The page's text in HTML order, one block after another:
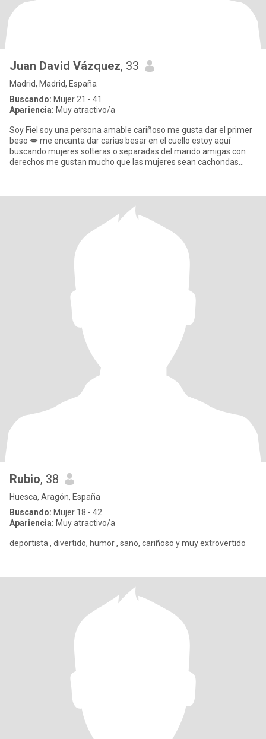
Juan David Vázquez, 33
Madrid, Madrid, España
Buscando: Mujer 21 - 41
Apariencia: Muy atractivo/a
Soy Fiel soy una persona amable cariñoso me gusta dar el primer
beso 💋 me encanta dar carias besar en el cuello estoy aquí
buscando mujeres solteras o separadas del marido amigas con
derechos me gustan mucho que las mujeres sean cachondas
Rubio, 38
Huesca, Aragón, España
Buscando: Mujer 18 - 42
Apariencia: Muy atractivo/a
deportista , divertido, humor , sano, cariñoso y muy extrovertido